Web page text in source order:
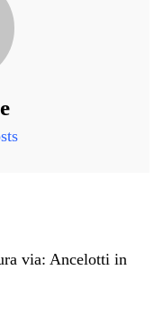
via: Ancelotti in